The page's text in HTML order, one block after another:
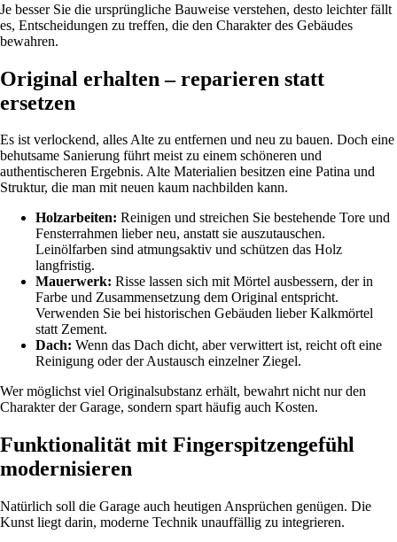
Je besser Sie die ursprüngliche Bauweise verstehen, desto leichter fällt
es, Entscheidungen zu treffen, die den Charakter des Gebäudes
bewahren.
Original erhalten – reparieren statt
ersetzen
Es ist verlockend, alles Alte zu entfernen und neu zu bauen. Doch eine
behutsame Sanierung führt meist zu einem schöneren und
authentischeren Ergebnis. Alte Materialien besitzen eine Patina und
Struktur, die man mit neuen kaum nachbilden kann.
Holzarbeiten: Reinigen und streichen Sie bestehende Tore und
Fensterrahmen lieber neu, anstatt sie auszutauschen.
Leinölfarben sind atmungsaktiv und schützen das Holz
langfristig.
Mauerwerk: Risse lassen sich mit Mörtel ausbessern, der in
Farbe und Zusammensetzung dem Original entspricht.
Verwenden Sie bei historischen Gebäuden lieber Kalkmörtel
statt Zement.
Dach: Wenn das Dach dicht, aber verwittert ist, reicht oft eine
Reinigung oder der Austausch einzelner Ziegel.
Wer möglichst viel Originalsubstanz erhält, bewahrt nicht nur den
Charakter der Garage, sondern spart häufig auch Kosten.
Funktionalität mit Fingerspitzengefühl
modernisieren
Natürlich soll die Garage auch heutigen Ansprüchen genügen. Die
Kunst liegt darin, moderne Technik unauffällig zu integrieren.